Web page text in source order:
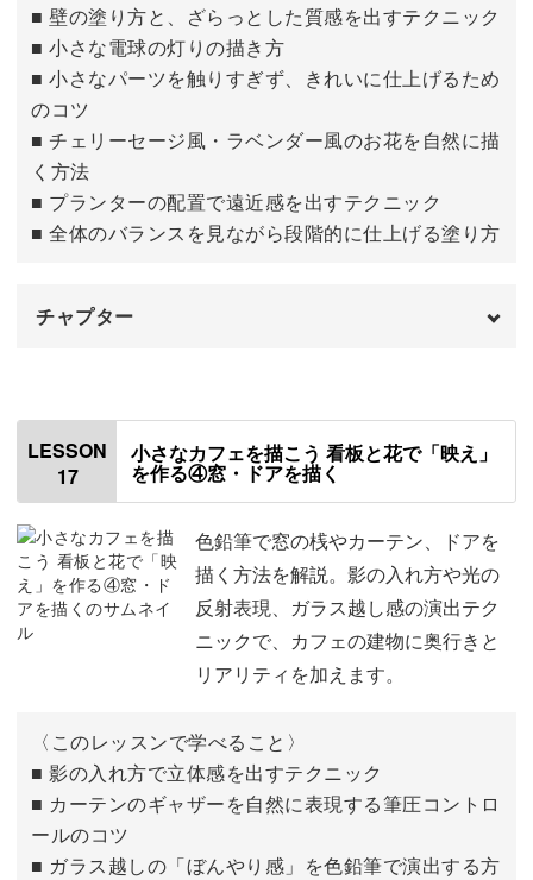
■ 壁の塗り方と、ざらっとした質感を出すテクニック
■ 小さな電球の灯りの描き方
■ 小さなパーツを触りすぎず、きれいに仕上げるため
のコツ
■ チェリーセージ風・ラベンダー風のお花を自然に描
く方法
■ プランターの配置で遠近感を出すテクニック
■ 全体のバランスを見ながら段階的に仕上げる塗り方
チャプター
壁を塗る
窓の下のお花を描く
壁を仕上げる 13:13
LESSON
17
小さなカフェを描こう 看板と花で「映え」
を作る④窓・ドアを描く
色鉛筆で窓の桟やカーテン、ドアを
描く方法を解説。影の入れ方や光の
反射表現、ガラス越し感の演出テク
ニックで、カフェの建物に奥行きと
リアリティを加えます。
〈このレッスンで学べること〉
■ 影の入れ方で立体感を出すテクニック
■ カーテンのギャザーを自然に表現する筆圧コントロ
ールのコツ
■ ガラス越しの「ぼんやり感」を色鉛筆で演出する方